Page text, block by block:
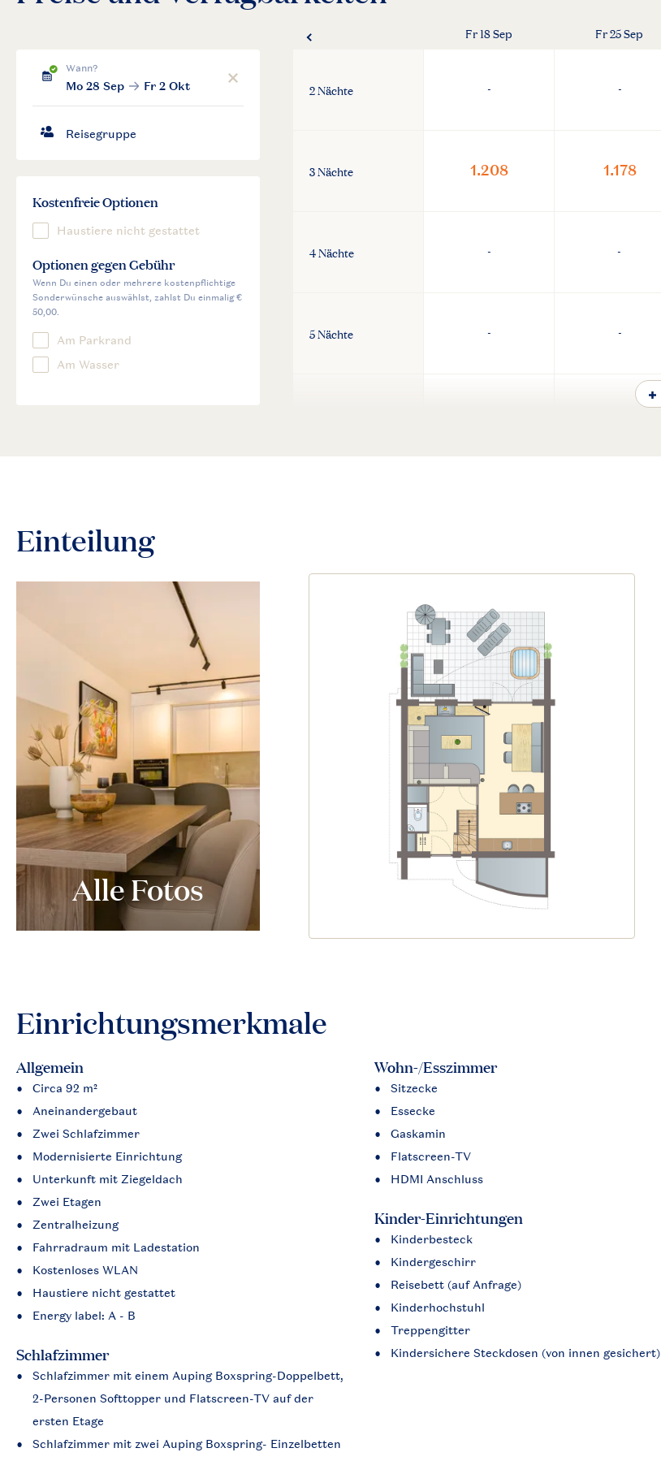
Fr 18 Sep Fr 25 Sep
2 Nächte - -
3 Nächte 1.208 1.178
4 Nächte - -
5 Nächte - -
Einteilung
Alle Fotos
Einrichtungsmerkmale
Allgemein
Circa 92 m²
Aneinandergebaut
Zwei Schlafzimmer
Modernisierte Einrichtung
Unterkunft mit Ziegeldach
Zwei Etagen
Zentralheizung
Fahrradraum mit Ladestation
Kostenloses WLAN
Haustiere nicht gestattet
Energy label: A - B
Schlafzimmer
Schlafzimmer mit einem Auping Boxspring-Doppelbett,
2-Personen Softtopper und Flatscreen-TV auf der
ersten Etage
Schlafzimmer mit zwei Auping Boxspring- Einzelbetten
Wohn-/Esszimmer
Sitzecke
Essecke
Gaskamin
Flatscreen-TV
HDMI Anschluss
Kinder-Einrichtungen
Kinderbesteck
Kindergeschirr
Reisebett (auf Anfrage)
Kinderhochstuhl
Treppengitter
Kindersichere Steckdosen (von innen gesichert)